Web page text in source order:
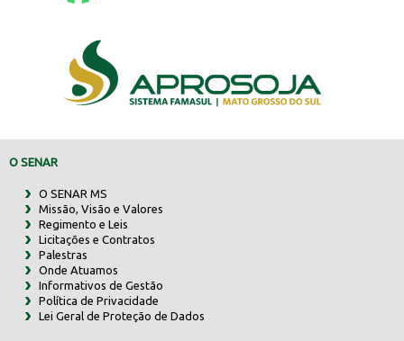
O SENAR
O SENAR MS
Missão, Visão e Valores
Regimento e Leis
Licitações e Contratos
Palestras
Onde Atuamos
Informativos de Gestão
Política de Privacidade
Lei Geral de Proteção de Dados